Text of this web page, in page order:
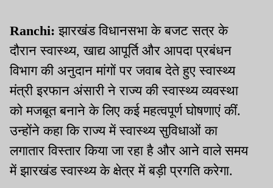
Ranchi:झारखंड विधानसभा के बजट सत्र के
दौरान स्वास्थ्य, खाद्य आपूर्ति और आपदा प्रबंधन
विभाग की अनुदान मांगों पर जवाब देते हुए स्वास्थ्य
मंत्री इरफान अंसारी ने राज्य की स्वास्थ्य व्यवस्था
को मजबूत बनाने के लिए कई महत्वपूर्ण घोषणाएं कीं.
उन्होंने कहा कि राज्य में स्वास्थ्य सुविधाओं का
लगातार विस्तार किया जा रहा है और आने वाले समय
में झारखंड स्वास्थ्य के क्षेत्र में बड़ी प्रगति करेगा.